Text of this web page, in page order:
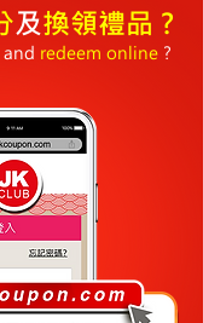
及換領禮品 ?
and redeem online ?